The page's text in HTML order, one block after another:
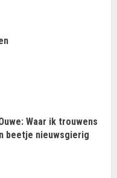
Waar ik trouwens
beetje nieuwsgierig